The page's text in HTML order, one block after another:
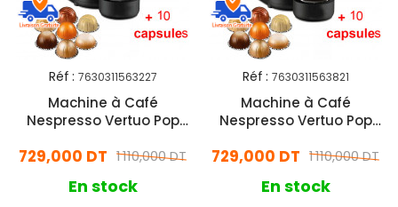
Réf : 7630311563227
Machine à Café
Nespresso Vertuo Pop
1 110,000 DT
729,000 DT
En stock
Réf : 7630311563821
Machine à Café
Nespresso Vertuo Pop
1 110,000 DT
729,000 DT
En stock